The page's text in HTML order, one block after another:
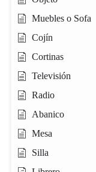
Muebles o Sofa
Cojín
Cortinas
Televisión
Radio
Abanico
Mesa
Silla